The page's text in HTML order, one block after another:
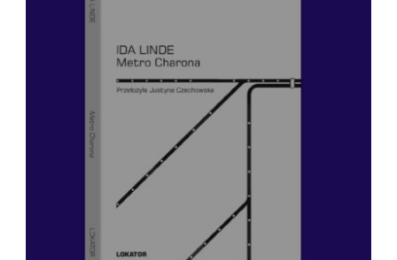
DODAJ DO KOSZYKA SZCZEGÓŁY